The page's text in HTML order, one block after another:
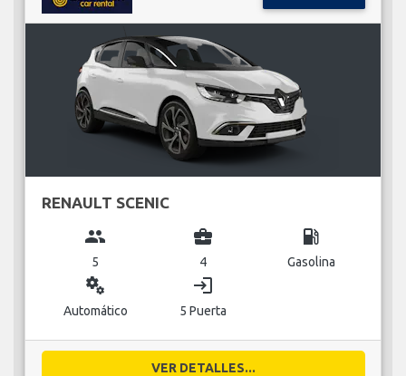
RENAULT SCENIC
group
5
business_center
4
local_gas_station
Gasolina
miscellaneous_services
Automático
login
5 Puerta
VER DETALLES...